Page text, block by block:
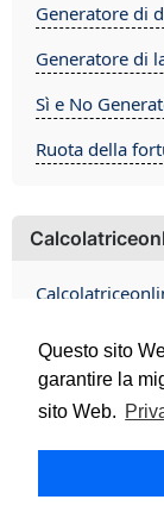
Questo sito
garantire la
sito Web.
Generatore di
Generatore di
Sì e No
Ruota della
Contact